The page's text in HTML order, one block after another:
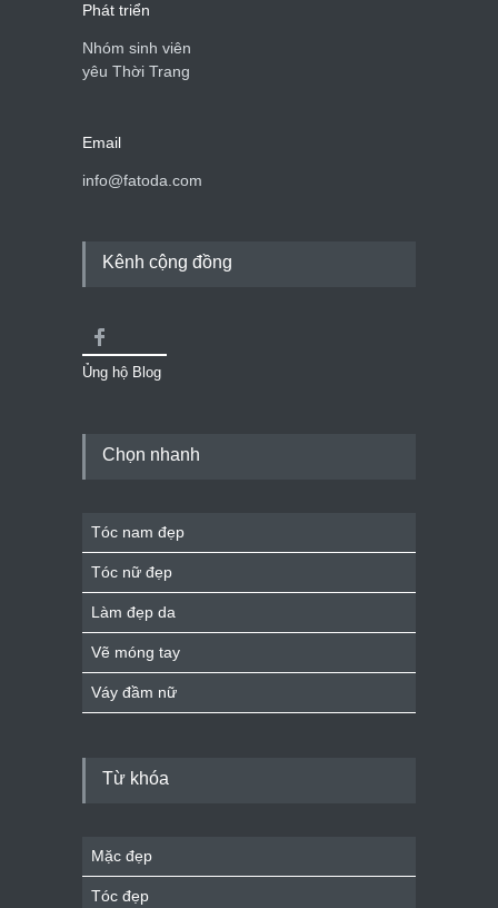
Phát triển
Nhóm sinh viên
yêu Thời Trang
Email
info@fatoda.com
Kênh cộng đồng
Ủng hộ Blog
Chọn nhanh
Tóc nam đẹp
Tóc nữ đẹp
Làm đẹp da
Vẽ móng tay
Váy đầm nữ
Từ khóa
Mặc đẹp
Tóc đẹp